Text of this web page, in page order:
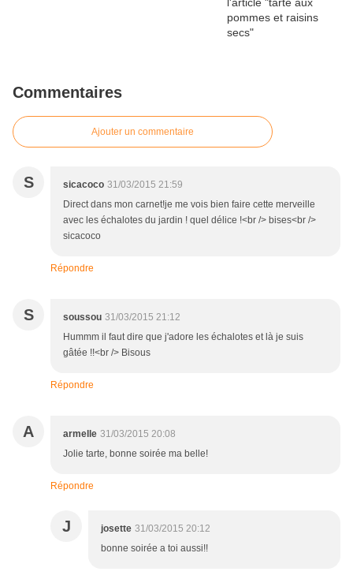
Commentaires
Ajouter un commentaire
S sicacoco 31/03/2015 21:59
Direct dans mon carnet!je me vois bien faire cette merveille
avec les échalotes du jardin ! quel délice !<br /> bises<br />
sicacoco
Répondre
S soussou 31/03/2015 21:12
Hummm il faut dire que j'adore les échalotes et là je suis
gâtée !!<br /> Bisous
Répondre
A armelle 31/03/2015 20:08
Jolie tarte, bonne soirée ma belle!
Répondre
J josette 31/03/2015 20:12
bonne soirée a toi aussi!!